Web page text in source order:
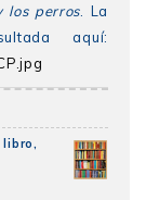
los perros . La
aquí:
libro,